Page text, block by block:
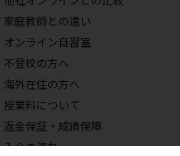
家庭教師との違い
オンライン自習室
不登校の方へ
海外在住の方へ
授業料について
返金保証・成績保障
入会の流れ